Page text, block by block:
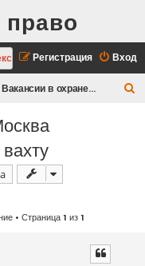
Вход
Регистрация
Вакансии в охране для всех
• Страница1 из1